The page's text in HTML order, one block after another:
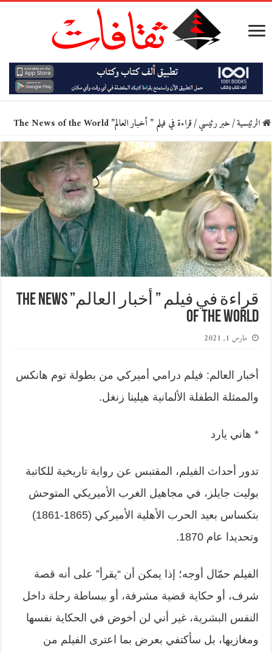
الرئيسية/خبر رئيسي/قراءة في فيلم ” أخبار العالم” The News of the World
قراءة في فيلم ” أخبار العالم” The News
of the World
مارس 1, 2021
أخبار العالم: فيلم درامي أميركي من بطولة توم هانكس
والممثلة الطفلة الألمانية هيلينا زنغل.
* هاني يارد
تدور أحداث الفيلم، المقتبس عن رواية تاريخية للكاتبة
بوليت جايلز، في مجاهيل الغرب الأميريكي المتوحش
بتكساس بعيد الحرب الأهلية الأميركي (1865-1861)
وتحديدا عام 1870.
الفيلم حمّال أوجه؛ إذا يمكن أن “يقرأ” على أنه قصة
شرف، أو حكاية قضية مشرفة، أو ببساطة رحلة داخل
النفس البشرية، غير أني لن أخوض في الحكاية نفسها
ومغازيها، بل سأكتفي بعرض بما اعترى الفيلم من